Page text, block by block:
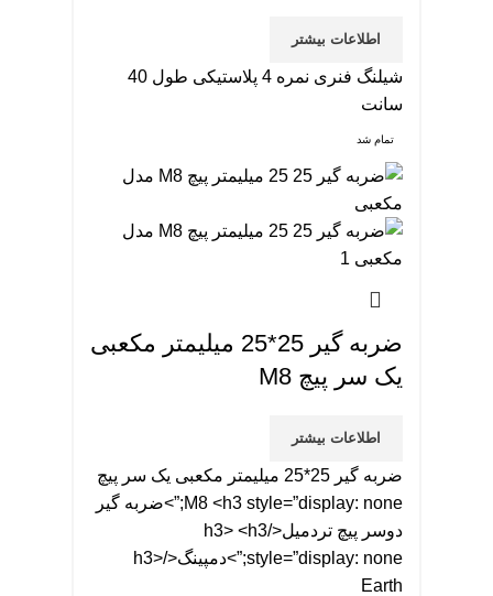
اطلاعات بیشتر
شیلنگ فنری نمره 4 پلاستیکی طول 40
سانت
تمام شد
ضربه گیر 25*25 میلیمتر مکعبی
یک سر پیچ M8
اطلاعات بیشتر
ضربه گیر 25*25 میلیمتر مکعبی یک سر پیچ
M8 <h3 style=”display: none;”>ضربه گیر
دوسر پیچ تردمیل</h3> <h3
style=”display: none;”>دمپینگ</h3>
Earth